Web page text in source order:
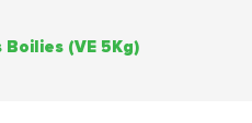
Boilies (VE 5Kg)